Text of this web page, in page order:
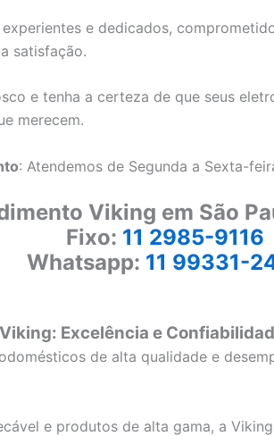
e dedicados,
satisfação.
e tenha a certeza de que seus
merecem.
: Atendemos de Segunda a Sexta-
Viking em São
Fixo: 11 2985-9116
Whatsapp: 11 99331-
Excelência e
de alta qualidade e
e produtos de alta gama, a